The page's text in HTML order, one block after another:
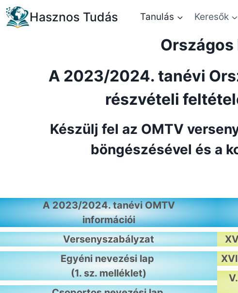
Skip
to
Hasznos Tudás Tanulás Keresők
A 2023/2024. tanévi
részvételi
Készülj fel az OMTV
böngészésével és a
A 2023/2024. tanévi OMTV
információi
Versenyszabályzat
Egyéni nevezési lap
(1. sz. melléklet)